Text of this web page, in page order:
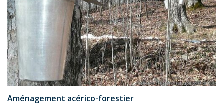
Aménagement acérico-forestier